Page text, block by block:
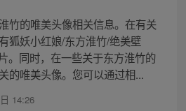
竹的唯美头像相关信息。在有关
狐妖小红娘/东方淮竹/绝美壁
。同时，在一些关于东方淮竹的
的唯美头像。您可以通过相...
14:26